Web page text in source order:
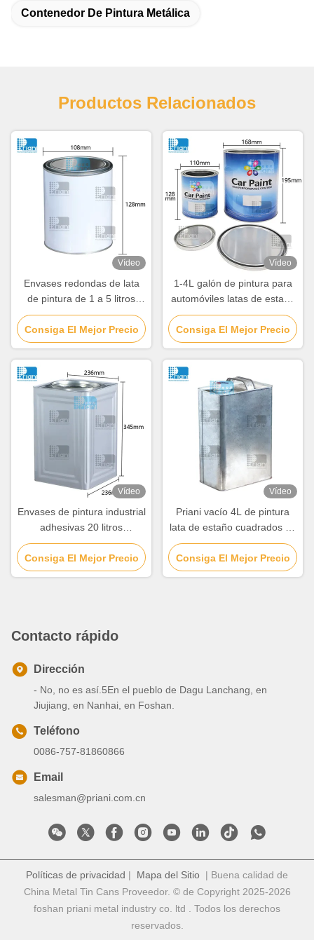
Contenedor De Pintura Metálica
Productos Relacionados
Vídeo
Envases redondas de lata
de pintura de 1 a 5 litros
envases vacíos de pintura
de recubrimiento blanco
Consiga El Mejor Precio
Vídeo
1-4L galón de pintura para
automóviles latas de estaño
redondas latas de estaño
con tapa de palanca
Consiga El Mejor Precio
Vídeo
Envases de pintura industrial
adhesivas 20 litros
cuadrados
Consiga El Mejor Precio
Vídeo
Priani vacío 4L de pintura
lata de estaño cuadrados de
aceite de estaño
contenedores con tapa
Consiga El Mejor Precio
Contacto rápido
Dirección
- No, no es así.5En el pueblo de Dagu Lanchang, en
Jiujiang, en Nanhai, en Foshan.
Teléfono
0086-757-81860866
Email
salesman@priani.com.cn
Políticas de privacidad | Mapa del Sitio | Buena calidad de
China Metal Tin Cans Proveedor. © de Copyright 2025-2026
foshan priani metal industry co. ltd . Todos los derechos
reservados.